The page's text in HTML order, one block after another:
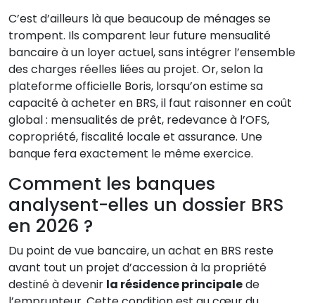
C’est d’ailleurs là que beaucoup de ménages se
trompent. Ils comparent leur future mensualité
bancaire à un loyer actuel, sans intégrer l’ensemble
des charges réelles liées au projet. Or, selon la
plateforme officielle Boris, lorsqu’on estime sa
capacité à acheter en BRS, il faut raisonner en coût
global : mensualités de prêt, redevance à l’OFS,
copropriété, fiscalité locale et assurance. Une
banque fera exactement le même exercice.
Comment les banques
analysent-elles un dossier BRS
en 2026 ?
Du point de vue bancaire, un achat en BRS reste
avant tout un projet d’accession à la propriété
destiné à devenir la résidence principalede